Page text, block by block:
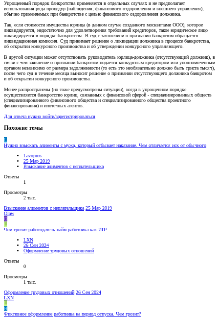
Упрощенный порядок банкротства применяется в отдельных случаях и не предполагает
использования ряда процедур (наблюдения, финансового оздоровления и внешнего управления),
обычно применяемых при банкротстве с целью финансового оздоровления должника.
Так, если стоимости имущества юрлица (в данном случае созданного москвичами ООО), которое
ликвидируется, недостаточно для удовлетворения требований кредиторов, такое юридическое лицо
ликвидируется в порядке банкротства. В суд с заявлением о признании банкротом обращается
ликвидационная комиссия. Суд принимает решение о ликвидации должника в процессе банкротства,
об открытии конкурсного производства и об утверждении конкурсного управляющего.
В другой ситуации может отсутствовать руководитель юрлица-должника (отсутствующий должник), в
связи с чем заявление о признании банкротом подается конкурсным кредитором или уполномоченным
органом независимо от размера задолженности (то есть это необязательно должно быть триста тысяч),
после чего суд в течение месяца выносит решение о признании отсутствующего должника банкротом
и об открытии конкурсного производства.
Менее распространены (но тоже предусмотрены ситуации), когда в упрощенном порядке
осуществляется банкротство юрлиц, связанных с финансовой сферой - специализированных обществ
(специализированного финансового общества и специализированного общества проектного
финансирования) и ипотечных агентов.
Для ответа нужно войти/зарегистрироваться
Похожие темы
L
Нужно взыскать алименты с мужа, который отбывает наказание. Чем отличается иск от обычного
Lavopros
25 Мар 2019
Взыскание алиментов с неплательщика
Ответы
1
Просмотры
2 тыс.
Взыскание алиментов с неплательщика 25 Мар 2019
Olaw
O
L
Чем грозит работодатель найм работника как ИП?
LXN
26 Сен 2024
Оформление трудовых отношений
Ответы
0
Просмотры
1 тыс.
Оформление трудовых отношений 26 Сен 2024
LXN
L
Н
Фиктивное оформление работника на период отпуска. Чем грозит?